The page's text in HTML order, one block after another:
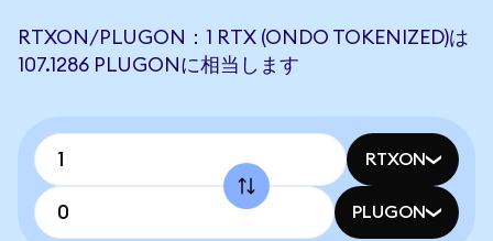
RTXON/PLUGON：1 RTX (ONDO TOKENIZED)は
107.1286 PLUGONに相当します
RTXON
PLUGON